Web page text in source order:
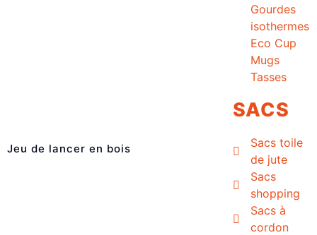
Gourdes
isothermes
Eco Cup
Mugs
Tasses
SACS
Sacs toile
de jute
Sacs
shopping
Sacs à
cordon
Jeu de lancer en bois